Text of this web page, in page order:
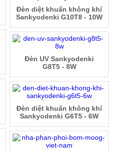
Đèn diệt khuẩn không khí
Sankyodenki G10T8 - 10W
Đèn UV Sankyodenki
G8T5 - 8W
Đèn diệt khuẩn không khí
Sankyodenki G6T5 - 6W